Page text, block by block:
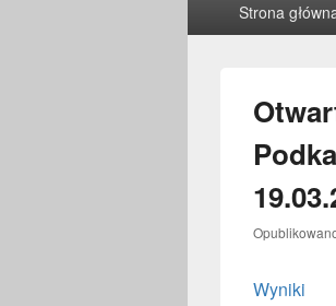
Strona
Wyniki